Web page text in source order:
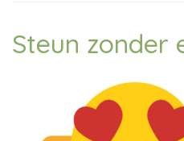
Steun zonder